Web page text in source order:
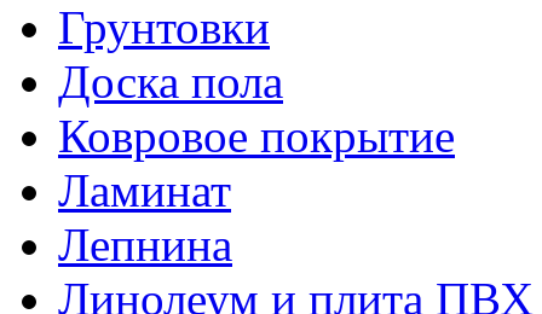
Грунтовки
Доска пола
Ковровое покрытие
Ламинат
Лепнина
Линолеум и плита ПВХ